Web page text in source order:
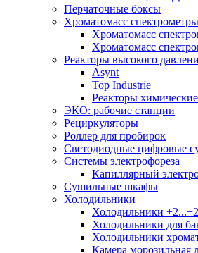
Перчаточные боксы
Хроматомасс спектрометры
Хроматомасс
Хроматомасс
Реакторы высокого
Asynt
Top Industrie
Реакторы
ЭКО: рабочие станции
Рециркуляторы
Роллер для пробирок
Светодиодные цифровые
Системы электрофореза
Капиллярный
Сушильные шкафы
Холодильники
Холодильники
Холодильники для
Холодильники
Камера морозильная